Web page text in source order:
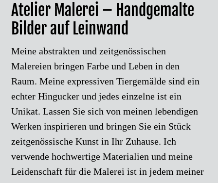
Atelier Malerei – Handgemalte
Bilder auf Leinwand
Meine abstrakten und zeitgenössischen
Malereien bringen Farbe und Leben in den
Raum. Meine expressiven Tiergemälde sind ein
echter Hingucker und jedes einzelne ist ein
Unikat. Lassen Sie sich von meinen lebendigen
Werken inspirieren und bringen Sie ein Stück
zeitgenössische Kunst in Ihr Zuhause. Ich
verwende hochwertige Materialien und meine
Leidenschaft für die Malerei ist in jedem meiner